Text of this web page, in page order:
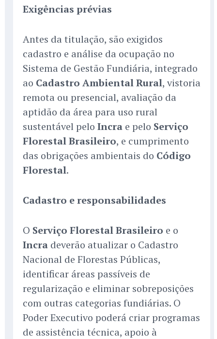
Exigências prévias
Antes da titulação, são exigidos
cadastro e análise da ocupação no
Sistema de Gestão Fundiária, integrado
ao Cadastro Ambiental Rural, vistoria
remota ou presencial, avaliação da
aptidão da área para uso rural
sustentável pelo Incra e pelo Serviço
Florestal Brasileiro, e cumprimento
das obrigações ambientais do Código
Florestal.
Cadastro e responsabilidades
O Serviço Florestal Brasileiro e o
Incra deverão atualizar o Cadastro
Nacional de Florestas Públicas,
identificar áreas passíveis de
regularização e eliminar sobreposições
com outras categorias fundiárias. O
Poder Executivo poderá criar programas
de assistência técnica, apoio à